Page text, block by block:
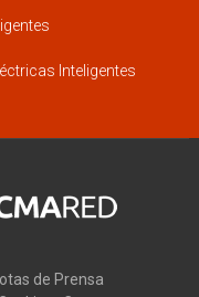
Inteligentes
de Prensa